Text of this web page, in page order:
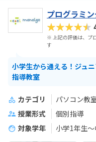
プログラミ
★★★★★
※ 上記の評価は、プ
す
小学生から通える！ジュ
指導教室
カテゴリ パソコン教
授業形式
個別指導
対象学年
小学1年生